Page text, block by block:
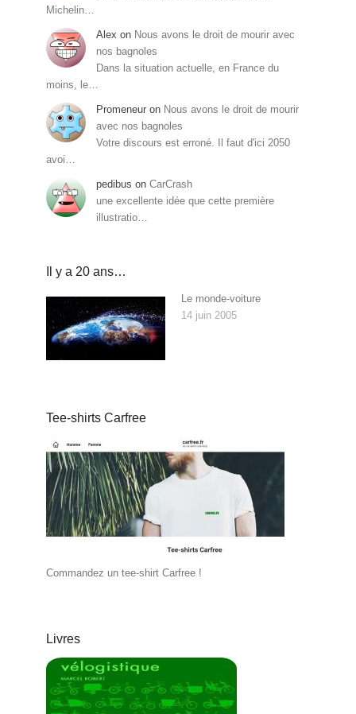
Michelin…
Alex on Nous avons le droit de mourir avec
nos bagnoles
Dans la situation actuelle, en France du
moins, le…
Promeneur on Nous avons le droit de mourir
avec nos bagnoles
Votre discours est erroné. Il faut d'ici 2050
avoi…
pedibus on CarCrash
une excellente idée que cette première
illustratio…
Il y a 20 ans…
Le monde-voiture
14 juin 2005
Tee-shirts Carfree
Commandez un tee-shirt Carfree !
Livres